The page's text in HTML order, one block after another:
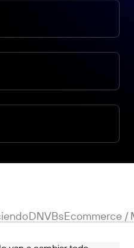
DNVBsEcommerce /